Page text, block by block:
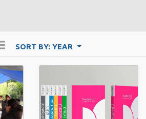
SORT BY: YEAR